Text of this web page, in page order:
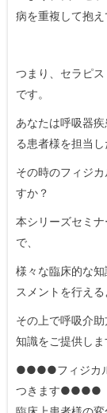
病を重複して抱え
つまり、セラピ
です。
あなたは呼吸器
る患者様を担当
その時のフィジ
すか？
本シリーズセミ
で、
様々な臨床的な
スメントを行える
その上で呼吸介
知識をご提供しま
●●●●フィジカル
つきます●●●●